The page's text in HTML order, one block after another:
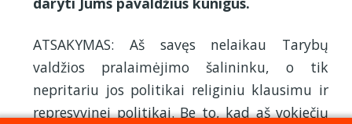
ATSAKYMAS: Aš savęs nelaikau Tarybų
valdžios pralaimėjimo šalininku, o tik
nepritariu jos politikai religiniu klausimu ir
represyvinei politikai. Be to, kad aš vokiečių